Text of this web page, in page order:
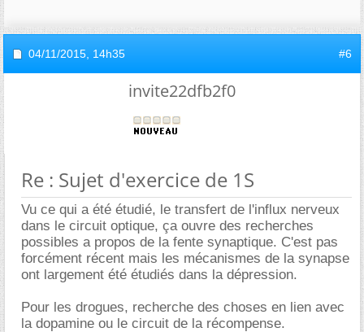
04/11/2015, 14h35 #6
invite22dfb2f0
Re : Sujet d'exercice de 1S
Vu ce qui a été étudié, le transfert de l'influx nerveux
dans le circuit optique, ça ouvre des recherches
possibles a propos de la fente synaptique. C'est pas
forcément récent mais les mécanismes de la synapse
ont largement été étudiés dans la dépression.
Pour les drogues, recherche des choses en lien avec
la dopamine ou le circuit de la récompense.